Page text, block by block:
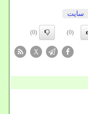
سایت
(0)
(0)
X